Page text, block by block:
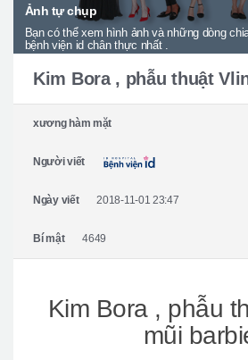
Thẩm mỹ boby
Thẩm mỹ nam giới
Let Me In
Giới thiệu bệnh viện
Phẫu thuật an toàn
Online Consultation
Real Selfie Review
Ảnh tự chụp
Bạn có thể xem hình ảnh và những dòng
bệnh viện id chân thực nhất .
Kim Bora , phẫu thuật
xương hàm mặt
Người viết
Ngày viết 2018-11-01 23:47
Bí mật 4649
Kim Bora , phẫu
mũi